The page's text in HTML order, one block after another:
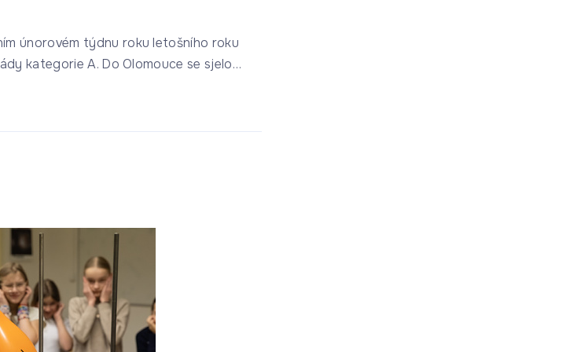
únorovém týdnu roku letošního roku
kategorie A. Do Olomouce se sjelo…